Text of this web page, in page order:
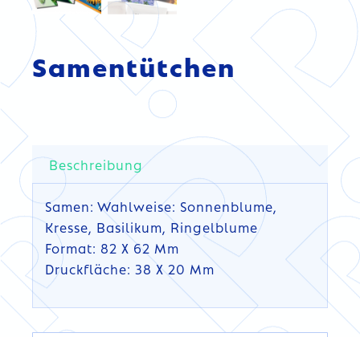
Samentütchen
Beschreibung
Samen: Wahlweise: Sonnenblume,
Kresse, Basilikum, Ringelblume
Format: 82 X 62 Mm
Druckfläche: 38 X 20 Mm